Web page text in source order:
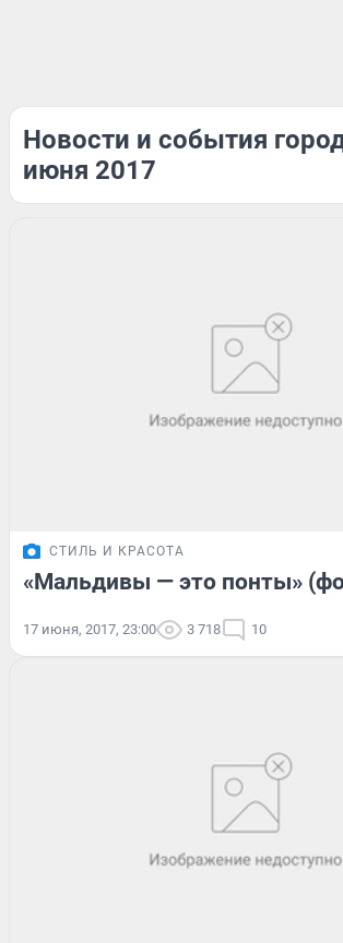
Новости и события
июня 2017
СТИЛЬ И КРАСОТА
«Мальдивы — это понты»
17 июня, 2017, 23:00 3 718 10